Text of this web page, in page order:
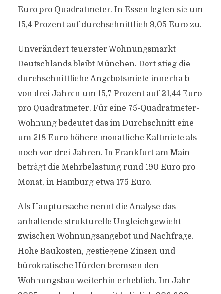
Euro pro Quadratmeter. In Essen legten sie um
15,4 Prozent auf durchschnittlich 9,05 Euro zu.
Unverändert teuerster Wohnungsmarkt
Deutschlands bleibt München. Dort stieg die
durchschnittliche Angebotsmiete innerhalb
von drei Jahren um 15,7 Prozent auf 21,44 Euro
pro Quadratmeter. Für eine 75-Quadratmeter-
Wohnung bedeutet das im Durchschnitt eine
um 218 Euro höhere monatliche Kaltmiete als
noch vor drei Jahren. In Frankfurt am Main
beträgt die Mehrbelastung rund 190 Euro pro
Monat, in Hamburg etwa 175 Euro.
Als Hauptursache nennt die Analyse das
anhaltende strukturelle Ungleichgewicht
zwischen Wohnungsangebot und Nachfrage.
Hohe Baukosten, gestiegene Zinsen und
bürokratische Hürden bremsen den
Wohnungsbau weiterhin erheblich. Im Jahr